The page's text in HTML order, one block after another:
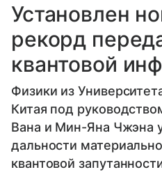
Установлен
рекорд
квантовой
Физики из
Китая под
Вана и Мин-Яна Чжэна
дальности
квантовой